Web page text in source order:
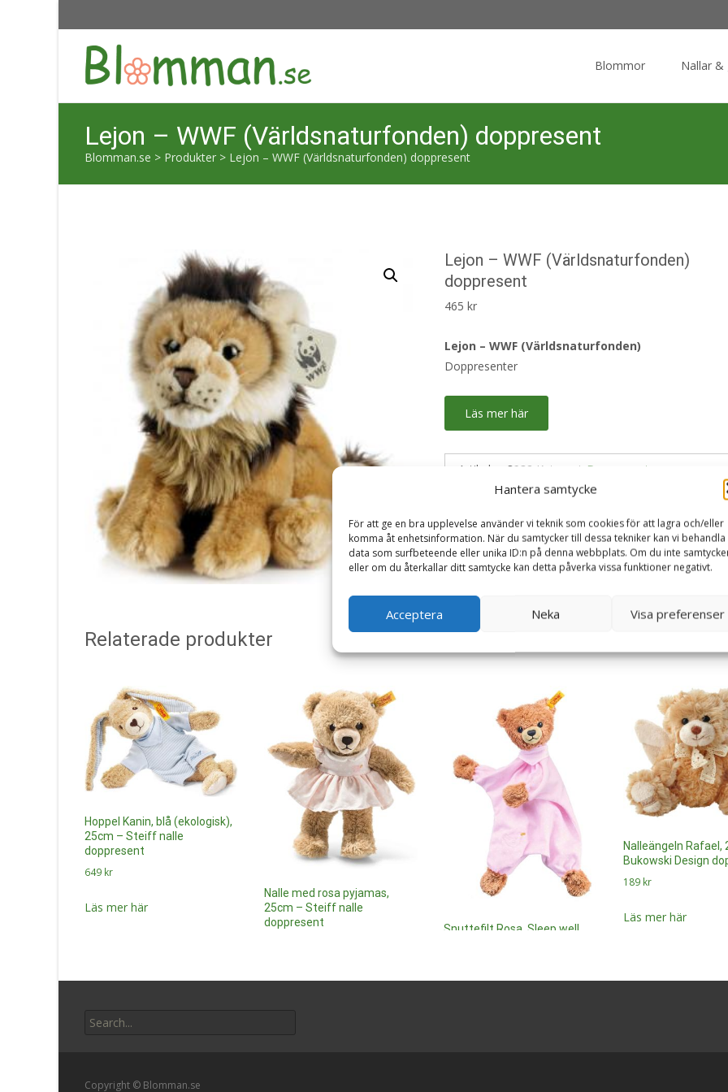
Hantera samtycke
För att ge en bra upplevelse använder vi teknik som cookies för att lagra och/eller
komma åt enhetsinformation. När du samtycker till dessa tekniker kan vi behandla
data som surfbeteende eller unika ID:n på denna webbplats. Om du inte
eller om du återkallar ditt samtycke kan detta påverka vissa funktioner negativt.
Acceptera Neka Visa preferenser
Blommor Nallar &
Lejon – WWF (Världsnaturfonden) doppresent
Blomman.se > Produkter > Lejon – WWF (Världsnaturfonden) doppresent
Lejon – WWF (Världsnaturfonden)
doppresent
465kr
Lejon – WWF (Världsnaturfonden)
Doppresenter
Läs mer här
Artikelnr: 8932 Kategori: Doppresenter
Relaterade produkter
Hoppel Kanin, blå (ekologisk),
25cm – Steiff nalle
doppresent
649 kr
Läs mer här
Nalle med rosa pyjamas,
25cm – Steiff nalle
doppresent
Läs mer här
Snuttefilt Rosa, Sleep well,
Nalleängeln Rafael,
Bukowski Design
189 kr
Läs mer här
for:
Copyright © Blomman.se